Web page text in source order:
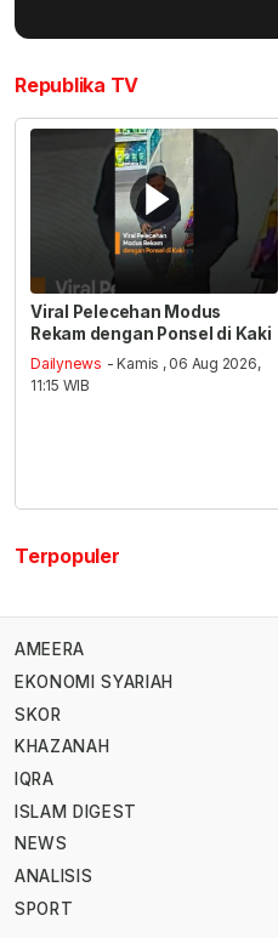
Republika TV
Viral Pelecehan Modus
Rekam dengan Ponsel di Kaki
Dailynews - Kamis , 06 Aug 2026,
11:15 WIB
Terpopuler
AMEERA
EKONOMI SYARIAH
SKOR
KHAZANAH
IQRA
ISLAM DIGEST
NEWS
ANALISIS
SPORT